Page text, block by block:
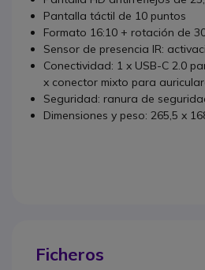
Pantalla táctil de 10 puntos
Formato 16:10 + rotación de
Sensor de presencia IR:
Conectividad: 1 x USB-C 2.0
x conector mixto para
Seguridad: ranura de
Dimensiones y peso: 265,5 x
Ficheros